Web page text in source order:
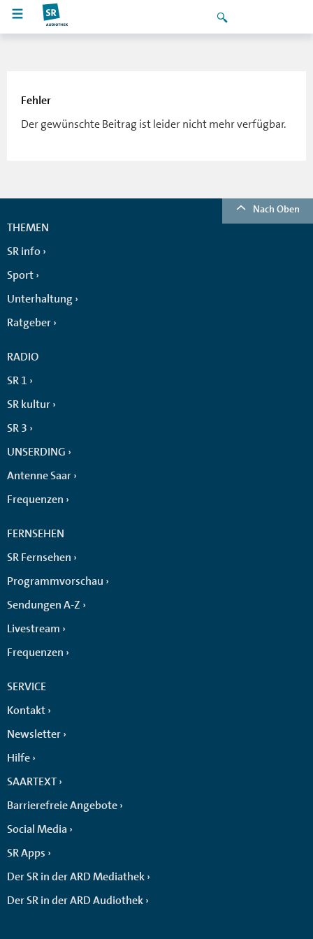
Fehler
Der gewünschte Beitrag ist leider nicht mehr verfügbar.
Nach Oben
THEMEN
SR info
Sport
Unterhaltung
Ratgeber
RADIO
SR 1
SR kultur
SR 3
UNSERDING
Antenne Saar
Frequenzen
FERNSEHEN
SR Fernsehen
Programmvorschau
Sendungen A-Z
Livestream
Frequenzen
SERVICE
Kontakt
Newsletter
Hilfe
SAARTEXT
Barrierefreie Angebote
Social Media
SR Apps
Der SR in der ARD Mediathek
Der SR in der ARD Audiothek